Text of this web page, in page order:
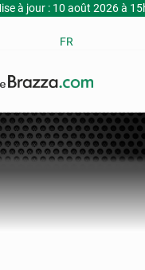
à jour : 10 août 2026 à
FR